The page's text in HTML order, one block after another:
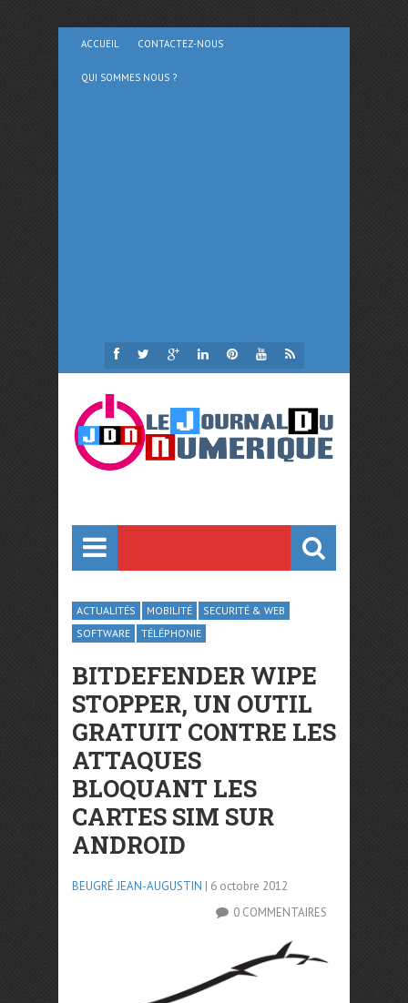
ACCUEIL CONTACTEZ-NOUS
QUI SOMMES NOUS ?
ACTUALITÉS MOBILITÉ
SECURITÉ & WEB
SOFTWARE
TÉLÉPHONIE
BITDEFENDER WIPE
STOPPER, UN OUTIL
GRATUIT CONTRE LES
ATTAQUES
BLOQUANT LES
CARTES SIM SUR
ANDROID
BEUGRÉ JEAN-AUGUSTIN | 6 octobre 2012
0 COMMENTAIRES